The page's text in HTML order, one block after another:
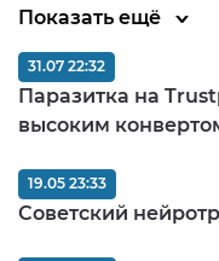
Показать ещё
Паразитка на
высоким
31.07 22:32
Советский
19.05 23:33